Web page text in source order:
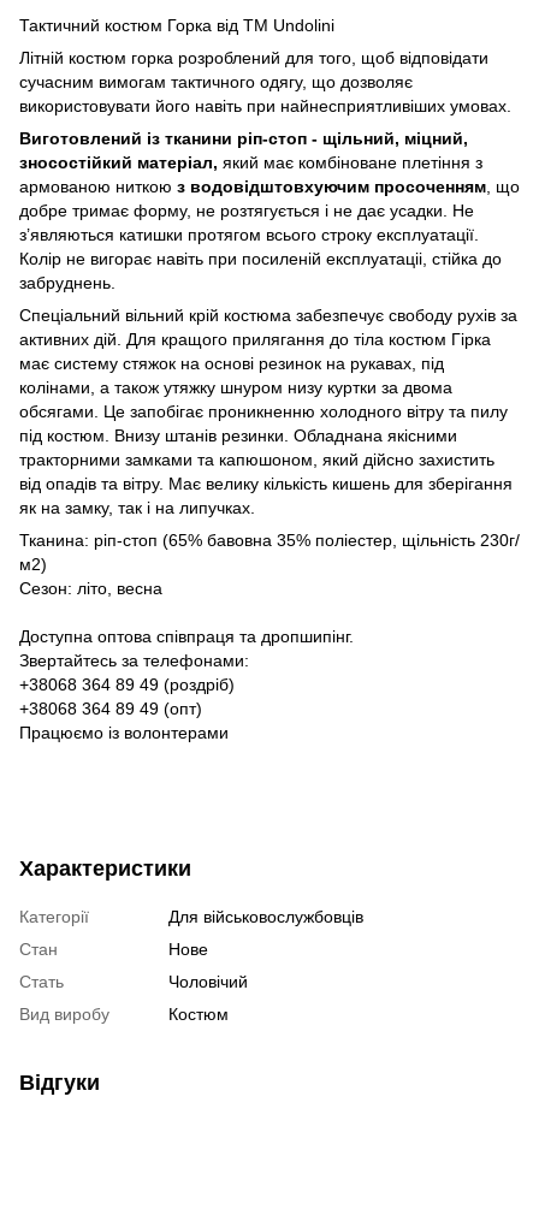
Тактичний костюм Горка від TM Undolini
Літній костюм горка розроблений для того, щоб відповідати
сучасним вимогам тактичного одягу, що дозволяє
використовувати його навіть при найнесприятливіших умовах.
Виготовлений із тканини ріп-стоп - щільний, міцний,
зносостійкий матеріал, який має комбіноване плетіння з
армованою ниткою з водовідштовхуючим просоченням , що
добре тримає форму, не розтягується і не дає усадки. Не
з’являються катишки протягом всього строку експлуатації.
Колір не вигорає навіть при посиленій експлуатаціі, стійка до
забруднень.
Спеціальний вільний крій костюма забезпечує свободу рухів за
активних дій. Для кращого прилягання до тіла костюм Гірка
має систему стяжок на основі резинок на рукавах, під
колінами, а також утяжку шнуром низу куртки за двома
обсягами. Це запобігає проникненню холодного вітру та пилу
під костюм. Внизу штанів резинки. Обладнана якісними
тракторними замками та капюшоном, який дійсно захистить
від опадів та вітру. Має велику кількість кишень для зберігання
як на замку, так і на липучках.
Тканина: ріп-стоп (65% бавовна 35% поліестер, щільність 230г/
м2)
Сезон: літо, весна
Доступна оптова співпраця та дропшипінг.
Звертайтесь за телефонами:
+38068 364 89 49 (роздріб)
+38068 364 89 49 (опт)
Працюємо із волонтерами
Характеристики
Категорії
Для військовослужбовців
Стан
Нове
Стать
Чоловічий
Вид виробу
Костюм
Відгуки